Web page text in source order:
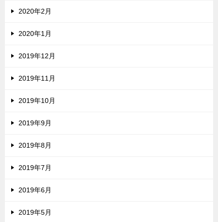
2020年2月
2020年1月
2019年12月
2019年11月
2019年10月
2019年9月
2019年8月
2019年7月
2019年6月
2019年5月